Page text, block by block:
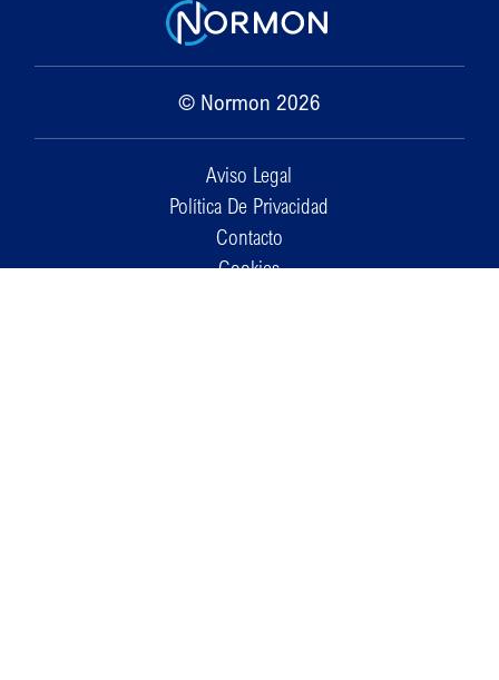
© Normon 2026
Aviso Legal
Política De Privacidad
Contacto
Cookies